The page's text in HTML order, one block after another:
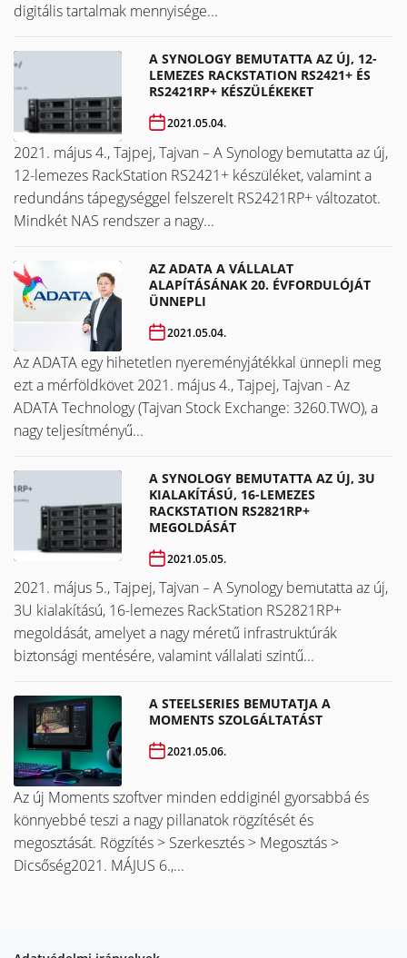
digitális tartalmak mennyisége...
A SYNOLOGY BEMUTATTA AZ ÚJ, 12-
LEMEZES RACKSTATION RS2421+ ÉS
RS2421RP+ KÉSZÜLÉKEKET
2021.05.04.
2021. május 4., Tajpej, Tajvan – A Synology bemutatta az új,
12-lemezes RackStation RS2421+ készüléket, valamint a
redundáns tápegységgel felszerelt RS2421RP+ változatot.
Mindkét NAS rendszer a nagy...
AZ ADATA A VÁLLALAT
ALAPÍTÁSÁNAK 20. ÉVFORDULÓJÁT
ÜNNEPLI
2021.05.04.
Az ADATA egy hihetetlen nyereményjátékkal ünnepli meg
ezt a mérföldkövet ​​​​​​​2021. május 4., Tajpej, Tajvan - Az
ADATA Technology (Tajvan Stock Exchange: 3260.TWO), a
nagy teljesítményű...
A SYNOLOGY BEMUTATTA AZ ÚJ, 3U
KIALAKÍTÁSÚ, 16-LEMEZES
RACKSTATION RS2821RP+
MEGOLDÁSÁT
2021.05.05.
2021. május 5., Tajpej, Tajvan – A Synology bemutatta az új,
3U kialakítású, 16-lemezes RackStation RS2821RP+
megoldását, amelyet a nagy méretű infrastruktúrák
biztonsági mentésére, valamint vállalati szintű...
A STEELSERIES BEMUTATJA A
MOMENTS SZOLGÁLTATÁST
2021.05.06.
Az új Moments szoftver minden eddiginél gyorsabbá és
könnyebbé teszi a nagy pillanatok rögzítését és
megosztását. Rögzítés > Szerkesztés > Megosztás >
Dicsőség2021. MÁJUS 6.,...